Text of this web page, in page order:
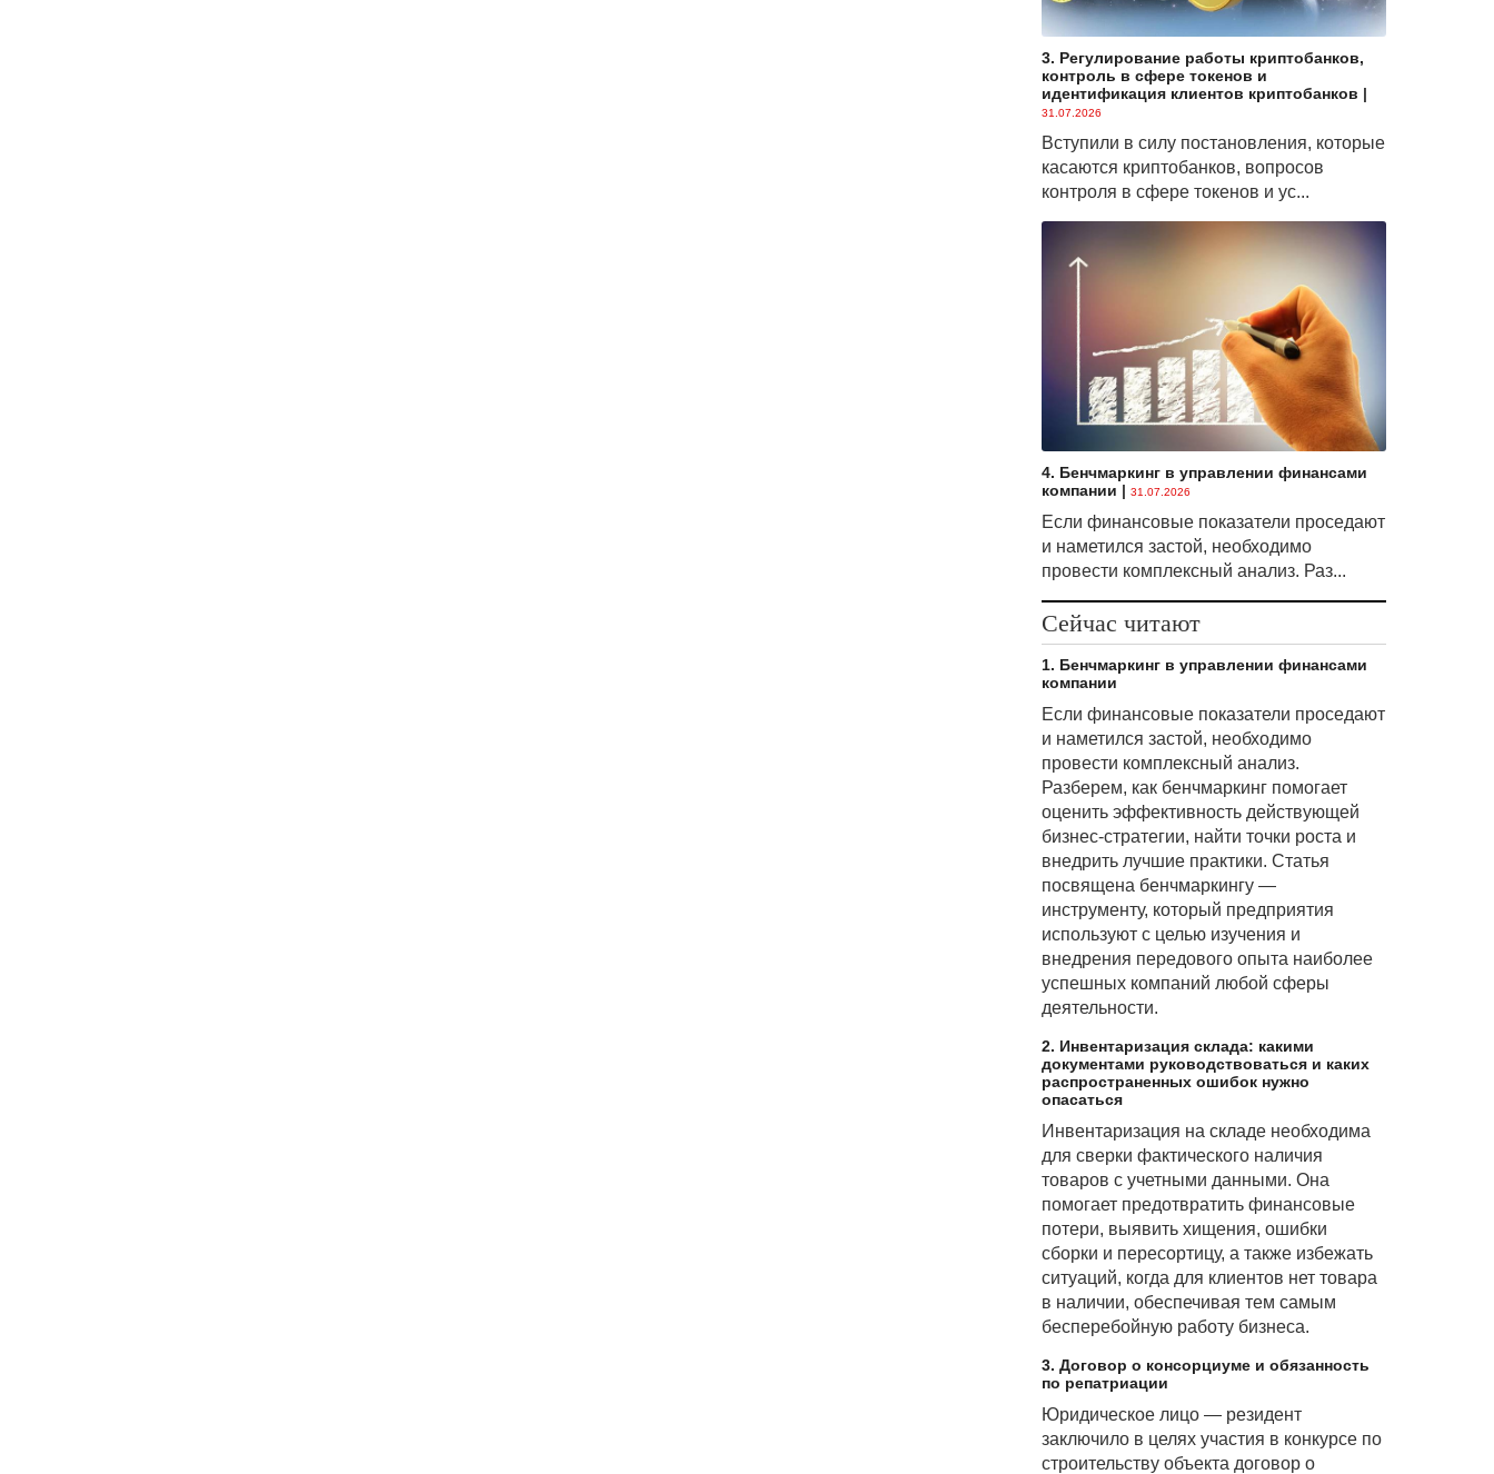
3. Регулирование работы криптобанков,
контроль в сфере токенов и
идентификация клиентов криптобанков |
31.07.2026
Вступили в силу постановления, которые
касаются криптобанков, вопросов
контроля в сфере токенов и ус...
4. Бенчмаркинг в управлении финансами
компании | 31.07.2026
Если финансовые показатели проседают
и наметился застой, необходимо
провести комплексный анализ. Раз...
Сейчас читают
1. Бенчмаркинг в управлении финансами
компании
Если финансовые показатели проседают
и наметился застой, необходимо
провести комплексный анализ.
Разберем, как бенчмаркинг помогает
оценить эффективность действующей
бизнес-стратегии, найти точки роста и
внедрить лучшие практики. Статья
посвящена бенчмаркингу —
инструменту, который предприятия
используют с целью изучения и
внедрения передового опыта наиболее
успешных компаний любой сферы
деятельности.
2. Инвентаризация склада: какими
документами руководствоваться и каких
распространенных ошибок нужно
опасаться
Инвентаризация на складе необходима
для сверки фактического наличия
товаров с учетными данными. Она
помогает предотвратить финансовые
потери, выявить хищения, ошибки
сборки и пересортицу, а также избежать
ситуаций, когда для клиентов нет товара
в наличии, обеспечивая тем самым
бесперебойную работу бизнеса.
3. Договор о консорциуме и обязанность
по репатриации
Юридическое лицо — резидент
заключило в целях участия в конкурсе по
строительству объекта договор о